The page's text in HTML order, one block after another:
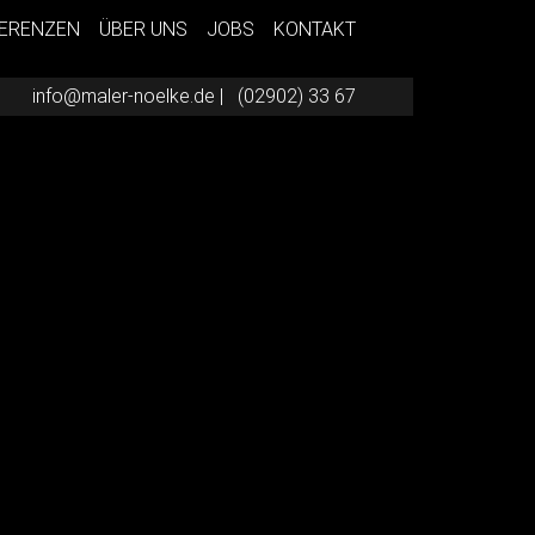
ÜBER UNS JOBS KONTAKT
info@maler-noelke.de | (02902) 33 67